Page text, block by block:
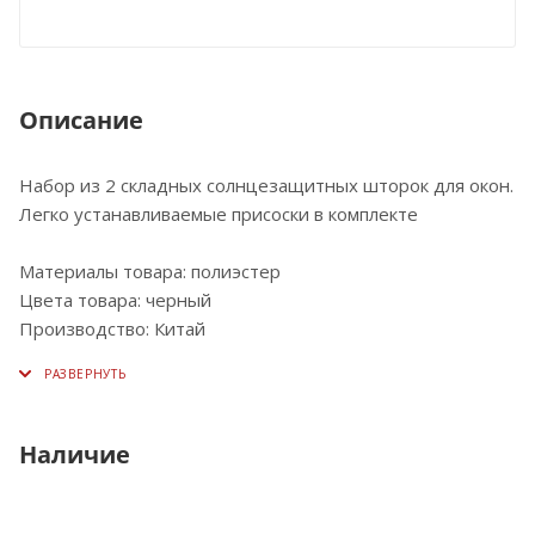
Описание
Набор из 2 складных солнцезащитных шторок для окон.
Легко устанавливаемые присоски в комплекте
Материалы товара: полиэстер
Цвета товара: черный
Производство: Китай
Наличие